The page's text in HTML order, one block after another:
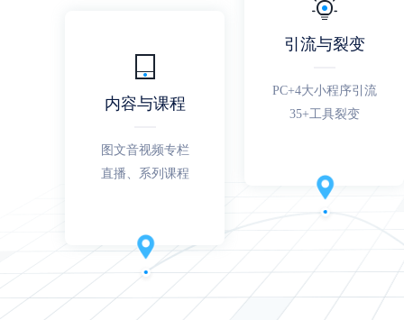
内容与课程
图文音视频专栏
直播、系列课程
引流与裂变
PC+4大小程序引流
35+工具裂变